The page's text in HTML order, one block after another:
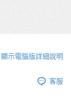
顯示電腦版詳細說明
客服